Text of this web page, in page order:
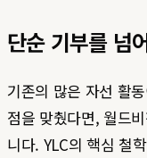
단순 기부를 넘
기존의 많은 자선 활
점을 맞췄다면, 월드
니다. YLC의 핵심